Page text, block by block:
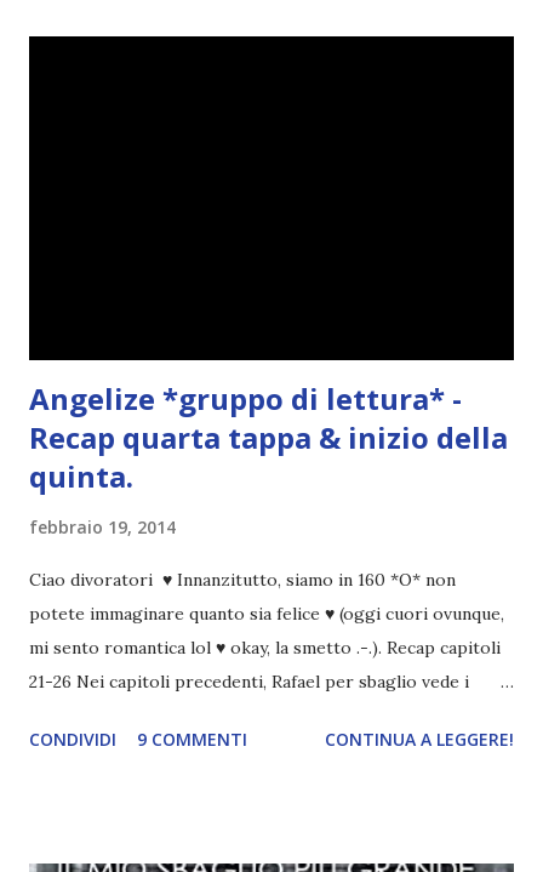
n
Angelize *gruppo di lettura* -
Recap quarta tappa & inizio della
quinta.
febbraio 19, 2014
Ciao divoratori ♥ Innanzitutto, siamo in 160 *O* non
potete immaginare quanto sia felice ♥ (oggi cuori ovunque,
mi sento romantica lol ♥ okay, la smetto .-.). Recap capitoli
21-26 Nei capitoli precedenti, Rafael per sbaglio vede i
incontrano e Hesediel mostra loro come combattere i puri.
CONDIVIDI 9 COMMENTI CONTINUA A LEGGERE!